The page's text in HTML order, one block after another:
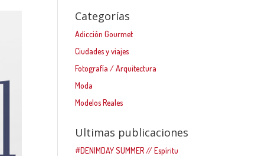
Categorías
Adicción Gourmet
Ciudades y viajes
Fotografía / Arquitectura
Moda
Modelos Reales
Ultimas publicaciones
#DENIMDAY SUMMER // Espíritu